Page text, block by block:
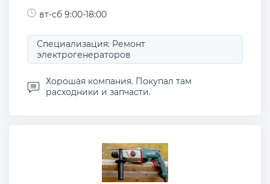
вт-сб 9:00-18:00
Специализация: Ремонт
электрогенераторов
Хорошая компания. Покупал там
расходники и запчасти.